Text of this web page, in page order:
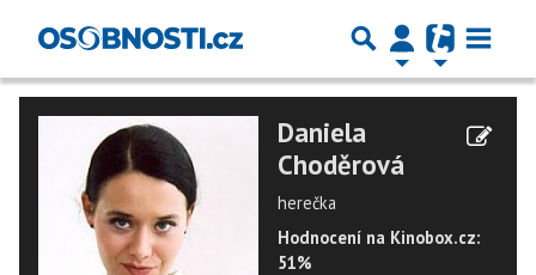
Daniela
Choděrová
herečka
Hodnocení na Kinobox.cz:
51%